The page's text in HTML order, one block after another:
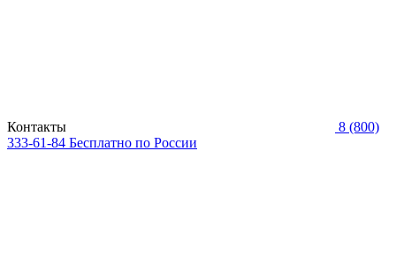
Контакты
8 (800)
333-61-84 Бесплатно по России